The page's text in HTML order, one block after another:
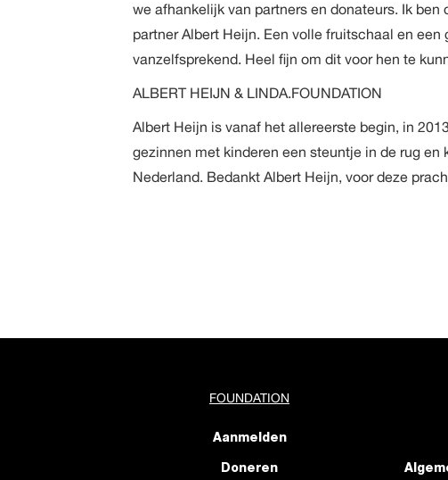
we afhankelijk van partners en donateurs. Ik
partner Albert Heijn. Een volle fruitschaal en
vanzelfsprekend. Heel fijn om dit voor hen te
ALBERT HEIJN & LINDA.FOUNDATION
Albert Heijn is vanaf het allereerste begin, in
gezinnen met kinderen een steuntje in de rug en
Nederland. Bedankt Albert Heijn, voor deze
FOUNDATION
Aanmelden
Doneren